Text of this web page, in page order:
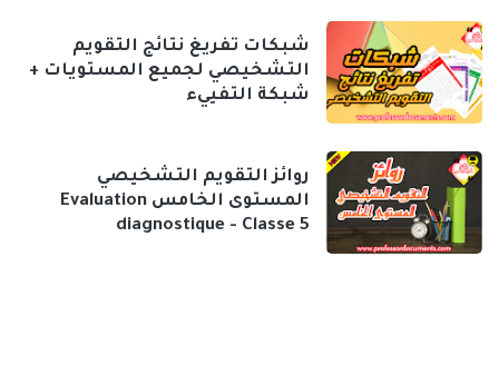
شبكات تفريغ نتائج التقويم
التشخيصي لجميع المستويات +
شبكة التفييء
روائز التقويم التشخيصي
المستوى الخامس Evaluation
diagnostique - Classe 5